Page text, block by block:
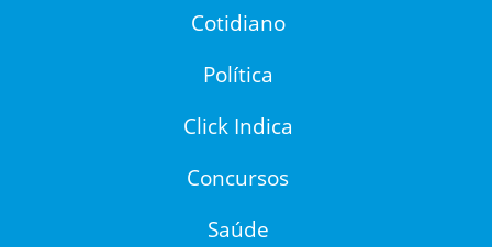
Cotidiano
Política
Click Indica
Concursos
Saúde